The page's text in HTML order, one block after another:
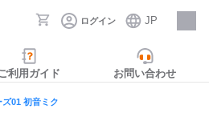
ログイン JP
採用情報
利用ガイド お問い合わせ
01 初音ミク